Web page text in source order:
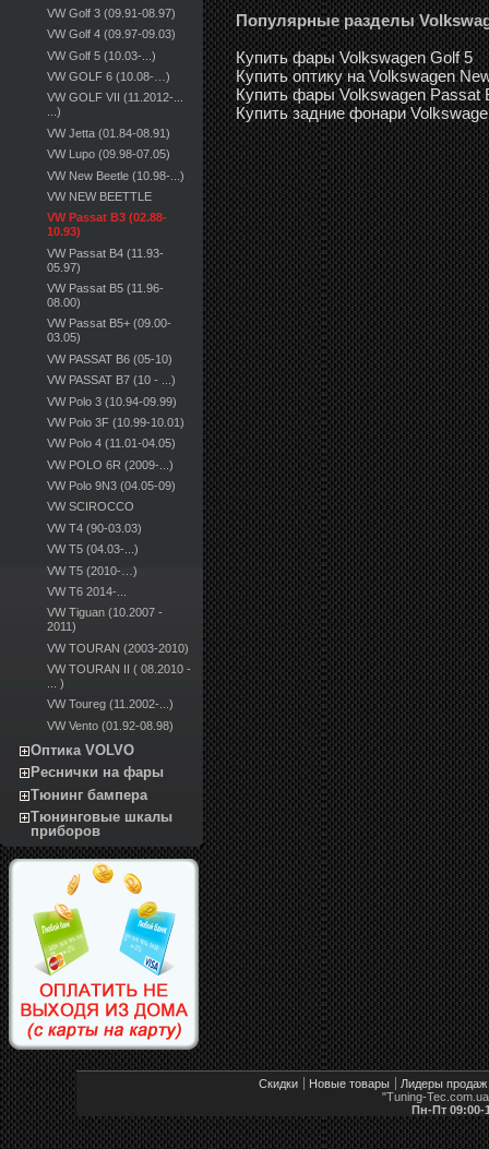
VW Golf 3 (09.91-08.97)
VW Golf 4 (09.97-09.03)
VW Golf 5 (10.03-...)
VW GOLF 6 (10.08-…)
VW GOLF VII (11.2012-...
...)
VW Jetta (01.84-08.91)
VW Lupo (09.98-07.05)
VW New Beetle (10.98-...)
VW NEW BEETTLE
VW Passat B3 (02.88-
10.93)
VW Passat B4 (11.93-
05.97)
VW Passat B5 (11.96-
08.00)
VW Passat B5+ (09.00-
03.05)
VW PASSAT B6 (05-10)
VW PASSAT B7 (10 - ...)
VW Polo 3 (10.94-09.99)
VW Polo 3F (10.99-10.01)
VW Polo 4 (11.01-04.05)
VW POLO 6R (2009-...)
VW Polo 9N3 (04.05-09)
VW SCIROCCO
VW T4 (90-03.03)
VW T5 (04.03-...)
VW T5 (2010-…)
VW T6 2014-...
VW Tiguan (10.2007 -
2011)
VW TOURAN (2003-2010)
VW TOURAN II ( 08.2010 -
... )
VW Toureg (11.2002-...)
VW Vento (01.92-08.98)
Оптика VOLVO
Реснички на фары
Тюнинг бампера
Тюнинговые шкалы
приборов
Популярные разделы
Купить фары Volkswagen Golf 5
Купить оптику на Volkswagen
Купить фары Volkswagen Passat
Купить задние фонари
Скидки Новые товары
Лидеры продаж
"Tuning-
Пн-Пт 09:00-